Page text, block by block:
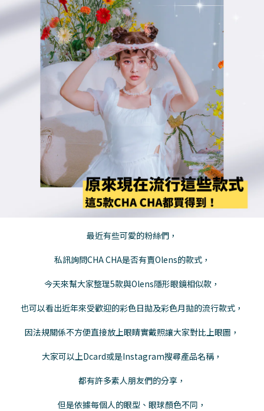
最近有些可愛的粉絲們，
私訊詢問CHA CHA是否有賣Olens的款式，
今天來幫大家整理5款與Olens隱形眼鏡相似款，
也可以看出近年來受歡迎的彩色日拋及彩色月拋的流行款式，
因法規關係不方便直接放上眼睛實戴照讓大家對比上眼圖，
大家可以上Dcard或是Instagram搜尋產品名稱，
都有許多素人朋友們的分享，
但是依據每個人的眼型、眼球顏色不同，